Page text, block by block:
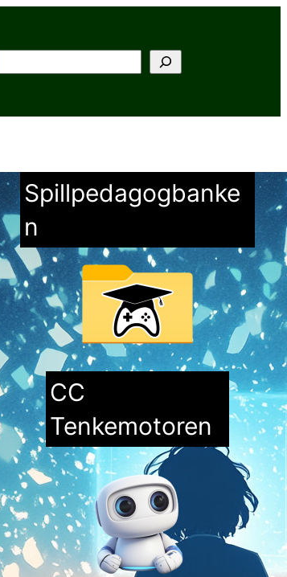
Spillpedagogbanke
n
CC
Tenkemotoren